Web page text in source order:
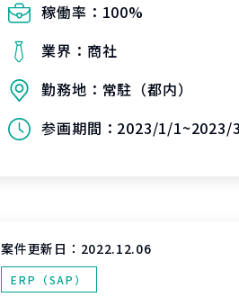
稼働率： 100%
業界： 商社
勤務地： 常駐（都内）
参画期間： 2023/1/1~2023/
案件更新日： 2022.12.06
ERP（SAP）